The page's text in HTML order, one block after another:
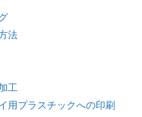
法
工
用プラスチックへの印刷